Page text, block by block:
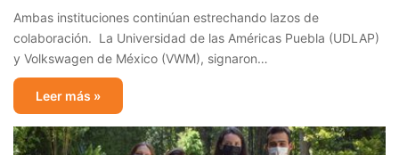
Ambas instituciones continúan estrechando lazos de
colaboración. La Universidad de las Américas Puebla (UDLAP)
y Volkswagen de México (VWM), signaron…
Leer más »